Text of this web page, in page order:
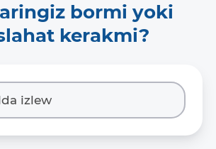
bormi yoki
kerakmi?